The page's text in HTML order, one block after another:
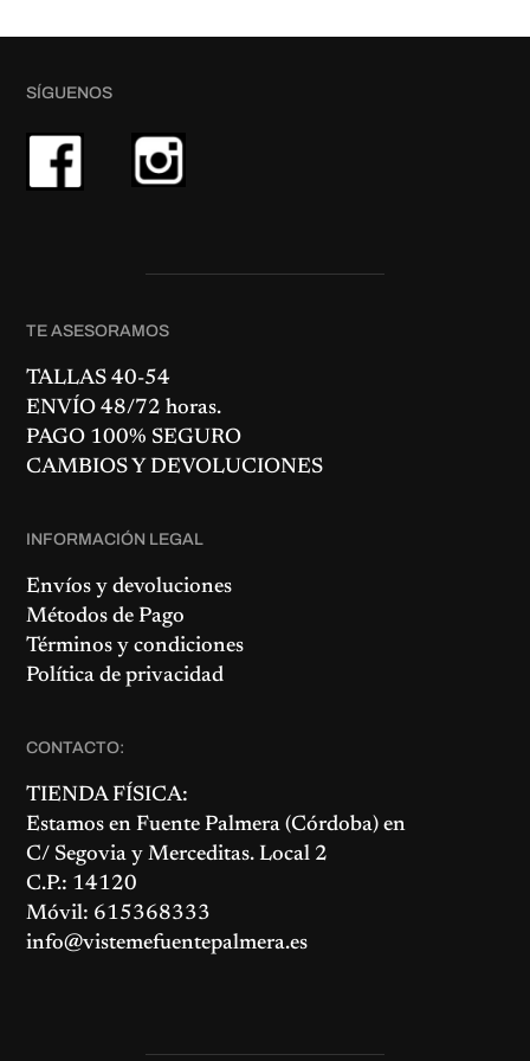
SÍGUENOS
TE ASESORAMOS
TALLAS 40-54
ENVÍO 48/72 horas.
PAGO 100% SEGURO
CAMBIOS Y DEVOLUCIONES
INFORMACIÓN LEGAL
Envíos y devoluciones
Métodos de Pago
Términos y condiciones
Política de privacidad
CONTACTO:
TIENDA FÍSICA:
Estamos enFuente Palmera (Córdoba) en
C/ Segovia y Merceditas. Local 2
C.P.: 14120
Móvil: 615368333
info@vistemefuentepalmera.es